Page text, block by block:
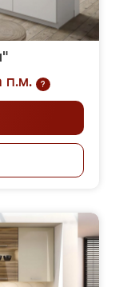
п.м.
?